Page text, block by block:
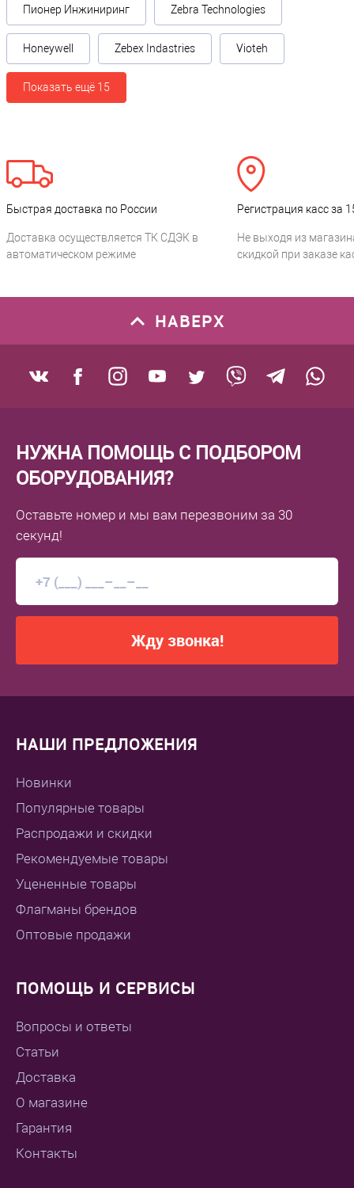
Пионер Инжиниринг Zebra Technologies
Honeywell Zebex Indastries Vioteh
Показать ещё 15
Быстрая доставка по России
Доставка осуществляется ТК СДЭК в
автоматическом режиме
Регистрация касс за
Не выходя из
скидкой при заказе
НАВЕРХ
НУЖНА ПОМОЩЬ С ПОДБОРОМ
ОБОРУДОВАНИЯ?
Оставьте номер и мы вам перезвоним за 30
секунд!
Жду звонка!
НАШИ ПРЕДЛОЖЕНИЯ
Новинки
Популярные товары
Распродажи и скидки
Рекомендуемые товары
Уцененные товары
Флагманы брендов
Оптовые продажи
ПОМОЩЬ И СЕРВИСЫ
Вопросы и ответы
Статьи
Доставка
О магазине
Гарантия
Контакты